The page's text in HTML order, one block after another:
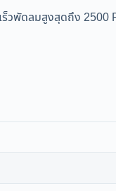
ดลมสูงสุดถึง 2500